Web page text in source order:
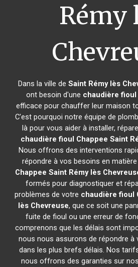
Rémy
Dans la ville deSaint Rémy lès
ont besoin d'une chaudière fioul
efficace pour chauffer leur maison
C'est pourquoi notre équipe de
là pour vous aider à installer,
chaudière fioul Chappee Saint
Nous offrons des interventions
répondre à vos besoins en matière
Chappee Saint Rémy lès
formés pour diagnostiquer et
problèmes de votre chaudière fioul
lès Chevreuse, que ce soit une
fuite de fioul ou une erreur de
comprenons que les délais sont
nous nous assurons de répondre à
dans les plus brefs délais. Nos
nous offrons des garanties sur